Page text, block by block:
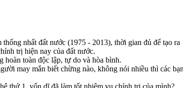
nhất đất nước (1975 - 2013), thời gian đủ để tạo ra
trị hiện nay của đất nước.
hoàn toàn độc lập, tự do và hòa bình.
may mắn biết chừng nào, không nói nhiều thì các